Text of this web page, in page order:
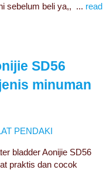
sebelum beli ya,, ... read
SD56
minuman
PENDAKI
bladder Aonijie SD56
praktis dan cocok